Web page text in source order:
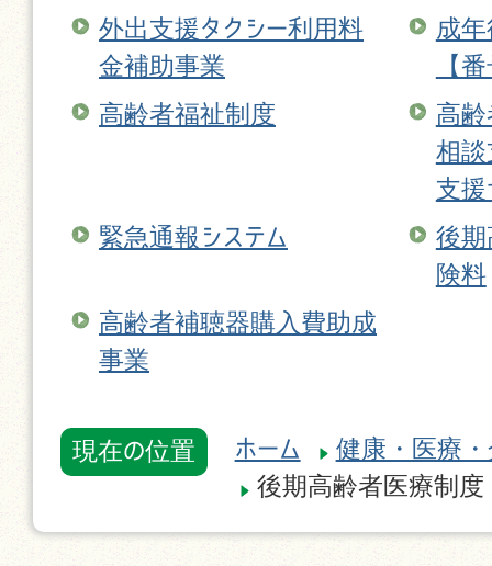
外出支援タクシー利用料
金補助事業
成年
【
高齢者福祉制度
高齢
相談
支援
緊急通報システム
後期
険料
高齢者補聴器購入費助成
事業
現在の位置 ホーム
健康・医療
後期高齢者医療制度